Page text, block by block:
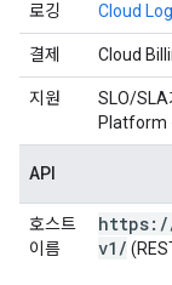
로깅 Cloud
결제 Cloud
지원
SLO/SLA
Platform
API
호스트
이름
https: /
v1 /